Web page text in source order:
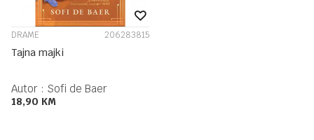
DRAME 206283815
Tajna majki
Autor : Sofi de Baer
18,90 KM